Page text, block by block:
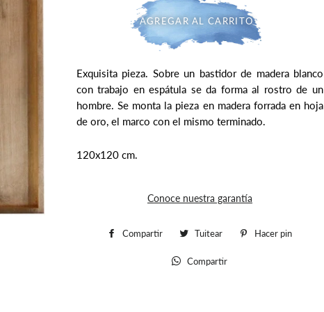
AGREGAR AL CARRITO
Exquisita pieza. Sobre un bastidor de madera blanco
con trabajo en espátula se da forma al rostro de un
hombre. Se monta la pieza en madera forrada en hoja
de oro, el marco con el mismo terminado.
120x120 cm.
Conoce nuestra garantía
Compartir
Compartir
en
Tuitear
TuitearHacer pin
Compartir